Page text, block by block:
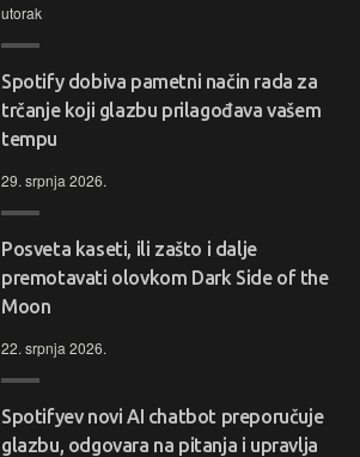
utorak
Spotify dobiva pametni način rada za
trčanje koji glazbu prilagođava vašem
tempu
29. srpnja 2026.
Posveta kaseti, ili zašto i dalje
premotavati olovkom Dark Side of the
Moon
22. srpnja 2026.
Spotifyev novi AI chatbot preporučuje
glazbu, odgovara na pitanja i upravlja